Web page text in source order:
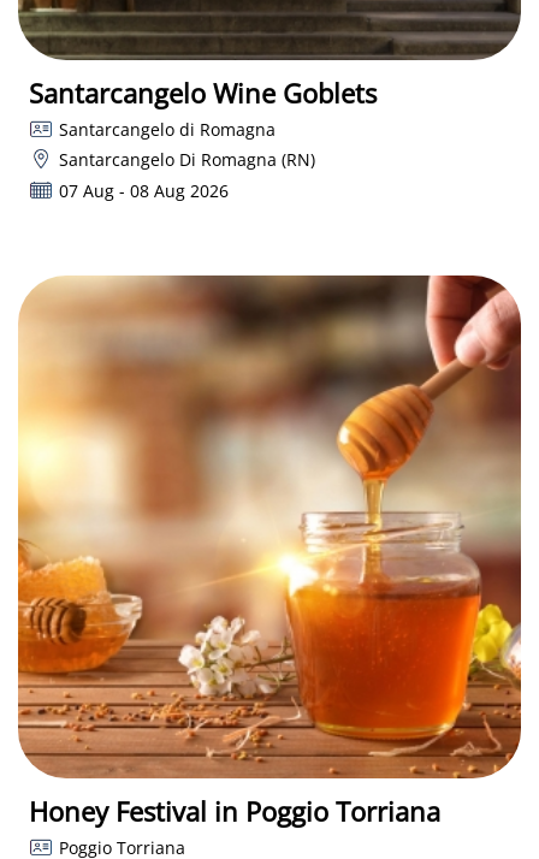
Santarcangelo Wine Goblets
Santarcangelo di Romagna
Santarcangelo Di Romagna (RN)
07 Aug - 08 Aug 2026
Honey Festival in Poggio Torriana
Poggio Torriana